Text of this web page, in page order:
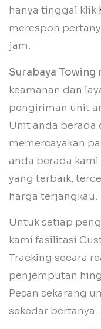
hanya tinggal klik
merespon
jam.
Surabaya Towing
keamanan dan
pengiriman unit
Unit anda berada
memercayakan
anda berada
yang terbaik,
harga terjangkau.
Untuk setiap
kami fasilitasi
Tracking secara
penjemputan
Pesan sekarang
sekedar